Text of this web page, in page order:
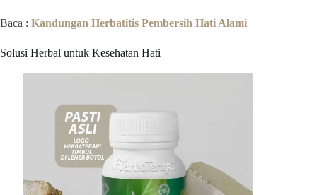
Baca : Kandungan Herbatitis Pembersih Hati Alami
Solusi Herbal untuk Kesehatan Hati